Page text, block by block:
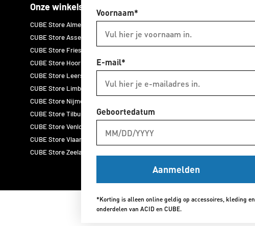
Onze winkels
CUBE Store Almelo
CUBE Store Assen
CUBE Store Friesland
CUBE Store Hoorn
CUBE Store Leersum
CUBE Store Limburg
CUBE Store Nijmegen
CUBE Store Tilburg
CUBE Store Venlo
CUBE Store Vlaardingen
CUBE Store Zeeland
CUBE fietsen
ACID
Newmen
Voornaam*
E-mail*
Geboortedatum
Aanmelden
*Korting is alleen online geldig op accessoires, kleding en
onderdelen van ACID en CUBE.